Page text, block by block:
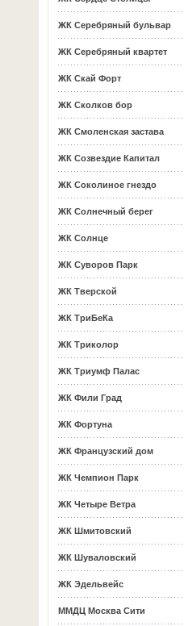
ЖК Серебряный бульвар
ЖК Серебряный квартет
ЖК Скай Форт
ЖК Сколков бор
ЖК Смоленская застава
ЖК Созвездие Капитал
ЖК Соколиное гнездо
ЖК Солнечный берег
ЖК Солнце
ЖК Суворов Парк
ЖК Тверской
ЖК ТриБеКа
ЖК Триколор
ЖК Триумф Палас
ЖК Фили Град
ЖК Фортуна
ЖК Французский дом
ЖК Чемпион Парк
ЖК Четыре Ветра
ЖК Шмитовский
ЖК Шуваловский
ЖК Эдельвейс
ММДЦ Москва Сити